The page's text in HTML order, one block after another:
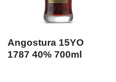
Angostura 15YO
1787 40% 700ml